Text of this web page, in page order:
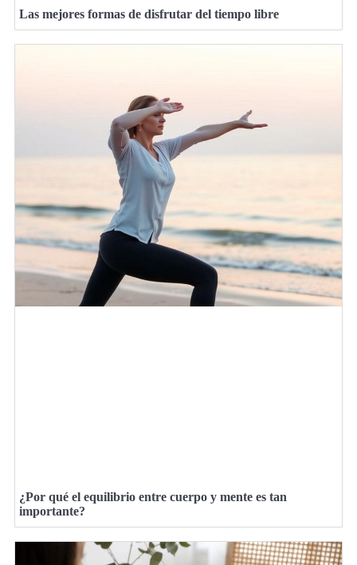
Las mejores formas de disfrutar del tiempo libre
¿Por qué el equilibrio entre cuerpo y mente es tan
importante?